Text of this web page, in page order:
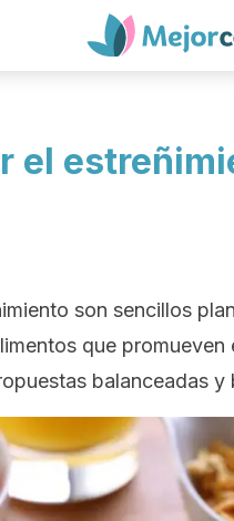
el
son sencillos
que promueven
balanceadas y